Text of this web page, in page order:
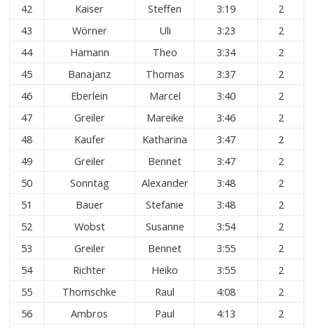
42
Kaiser Steffen 3:19
2
43
Wörner Uli 3:23
2
44
Hamann Theo 3:34
2
45
Banajanz Thomas 3:37
2
46
Eberlein Marcel 3:40
2
47
Greiler Mareike 3:46
2
48
Kaufer Katharina 3:47
2
49
Greiler Bennet 3:47
2
50
Sonntag Alexander 3:48
2
51
Bauer Stefanie 3:48
2
52
Wobst Susanne 3:54
2
53
Greiler Bennet 3:55
2
54
Richter Heiko 3:55
2
55
Thomschke Raul 4:08
2
56
Ambros Paul 4:13
2